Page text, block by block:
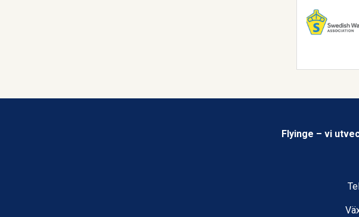
Flyinge – vi